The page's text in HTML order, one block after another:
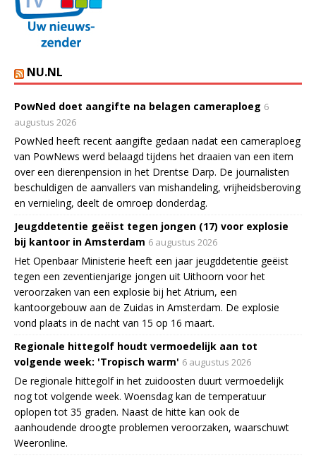
NU.NL
PowNed doet aangifte na belagen cameraploeg 6
augustus 2026
PowNed heeft recent aangifte gedaan nadat een cameraploeg
van PowNews werd belaagd tijdens het draaien van een item
over een dierenpension in het Drentse Darp. De journalisten
beschuldigen de aanvallers van mishandeling, vrijheidsberoving
en vernieling, deelt de omroep donderdag.
Jeugddetentie geëist tegen jongen (17) voor explosie
bij kantoor in Amsterdam 6 augustus 2026
Het Openbaar Ministerie heeft een jaar jeugddetentie geëist
tegen een zeventienjarige jongen uit Uithoorn voor het
veroorzaken van een explosie bij het Atrium, een
kantoorgebouw aan de Zuidas in Amsterdam. De explosie
vond plaats in de nacht van 15 op 16 maart.
Regionale hittegolf houdt vermoedelijk aan tot
volgende week: 'Tropisch warm' 6 augustus 2026
De regionale hittegolf in het zuidoosten duurt vermoedelijk
nog tot volgende week. Woensdag kan de temperatuur
oplopen tot 35 graden. Naast de hitte kan ook de
aanhoudende droogte problemen veroorzaken, waarschuwt
Weeronline.